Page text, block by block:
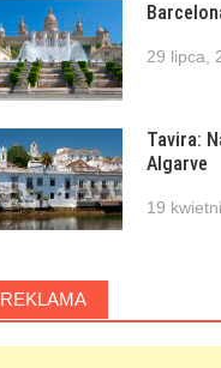
29 lipca,
Tavira:
Algarve
19
REKLAMA